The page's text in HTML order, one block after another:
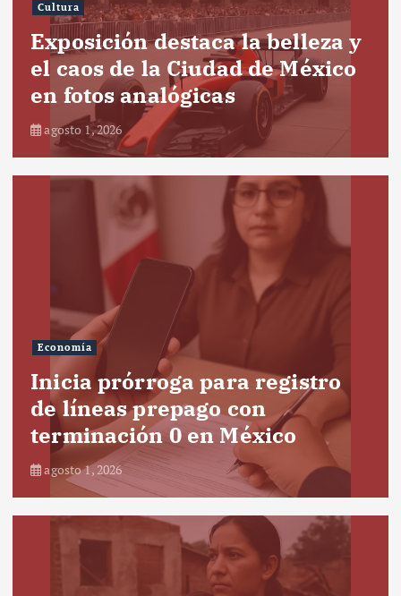
Cultura
Exposición destaca la belleza y
el caos de la Ciudad de México
en fotos analógicas
agosto 1, 2026
Economía
Inicia prórroga para registro
de líneas prepago con
terminación 0 en México
agosto 1, 2026